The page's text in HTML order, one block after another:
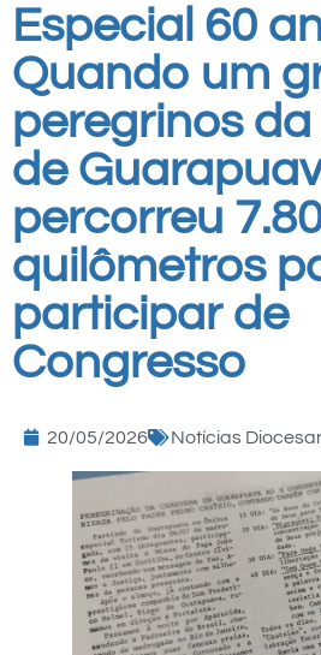
Especial 60
Quando um
peregrinos
de
percorreu
quilômetros
participar de
Congresso
20/05/2026 Notícias